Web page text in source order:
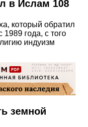
в Ислам 108
который обратил
года, с того
индуизм
земной